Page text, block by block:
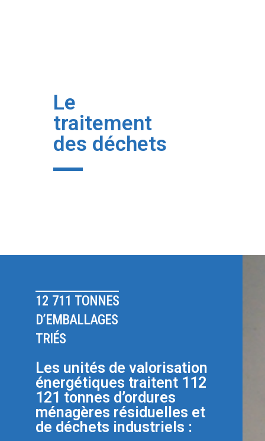
Le
traitement
des déchets
12 711 TONNES
D’EMBALLAGES
TRIÉS
Les unités de valorisation
énergétiques traitent 112
121 tonnes d’ordures
ménagères résiduelles et
de déchets industriels :